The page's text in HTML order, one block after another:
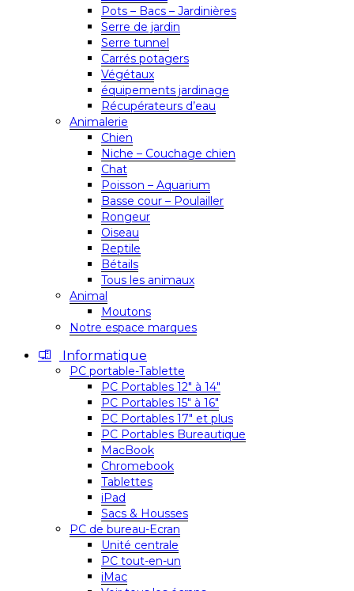
Pots – Bacs – Jardinières
Serre de jardin
Serre tunnel
Carrés potagers
Végétaux
équipements jardinage
Récupérateurs d’eau
Animalerie
Chien
Niche – Couchage chien
Chat
Poisson – Aquarium
Basse cour – Poulailler
Rongeur
Oiseau
Reptile
Bétails
Tous les animaux
Animal
Moutons
Notre espace marques
Informatique
PC portable-Tablette
PC Portables 12″ à 14″
PC Portables 15″ à 16″
PC Portables 17″ et plus
PC Portables Bureautique
MacBook
Chromebook
Tablettes
iPad
Sacs & Housses
PC de bureau-Ecran
Unité centrale
PC tout-en-un
iMac